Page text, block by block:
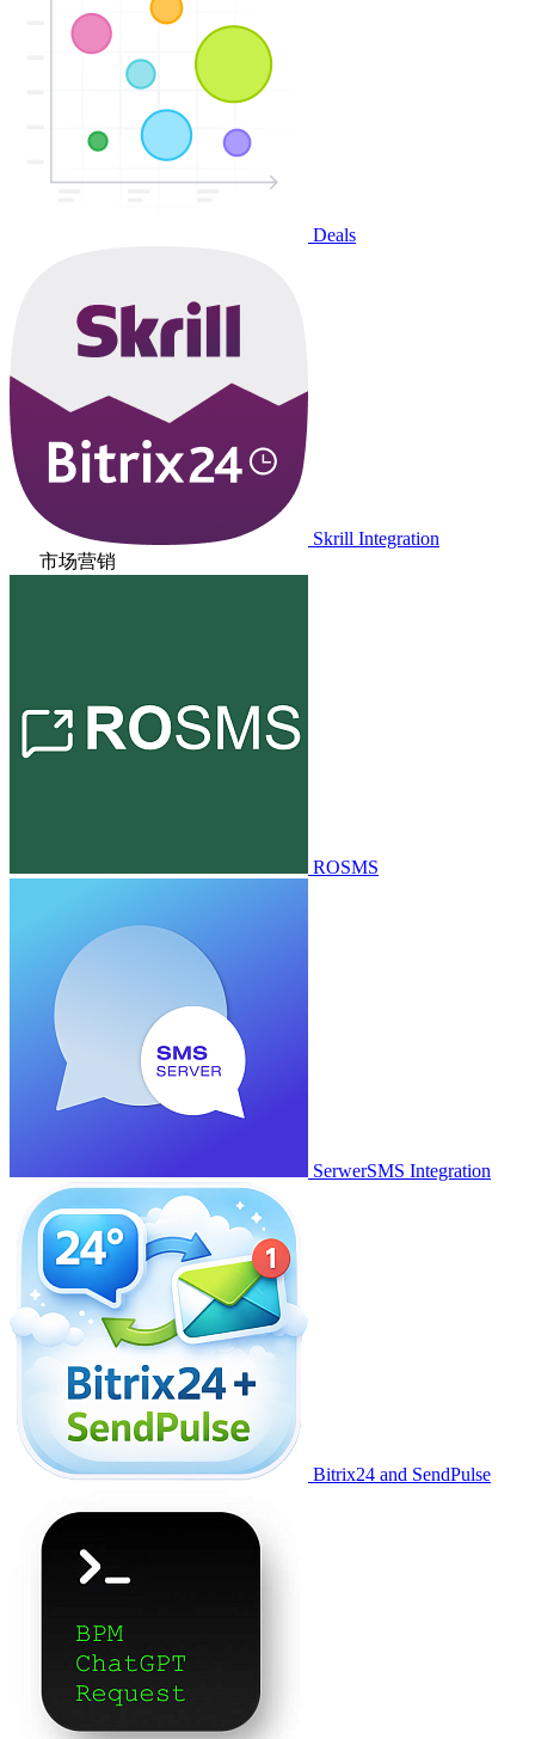
Deals
Skrill Integration
市场营销
ROSMS
SerwerSMS Integration
Bitrix24 and SendPulse